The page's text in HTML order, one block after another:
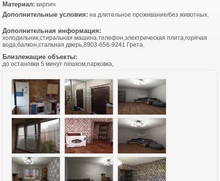
Материал: кирпич
Дополнительные условия: на длительное проживание/без животных.
Дополнительная информация:
холодильник,стиральная машина,телефон,электрическая плита,горячая
вода,балкон,стальная дверь,8903-656-9241 Грета.
Близлежащие объекты:
до остановки 5 минут пешком,парковка,